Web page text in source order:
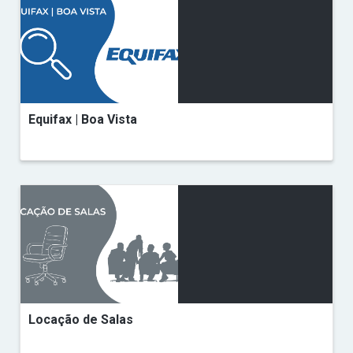
Equifax | Boa Vista
Locação de Salas